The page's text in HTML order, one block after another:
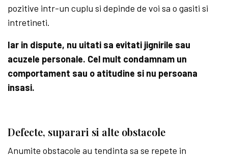
pozitive intr-un cuplu si depinde de voi sa o gasiti si
intretineti.
Iar in dispute, nu uitati sa evitati jignirile sau
acuzele personale. Cel mult condamnam un
comportament sau o atitudine si nu persoana
insasi.
Defecte, suparari si alte obstacole
Anumite obstacole au tendinta sa se repete in